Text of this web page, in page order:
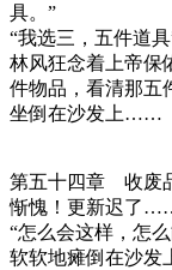
具。”
“我选三，五件道具
林风狂念着上帝保
件物品，看清那五
坐倒在沙发上……
第五十四章 收废
惭愧！更新迟了
“怎么会这样，怎
软软地瘫倒在沙发